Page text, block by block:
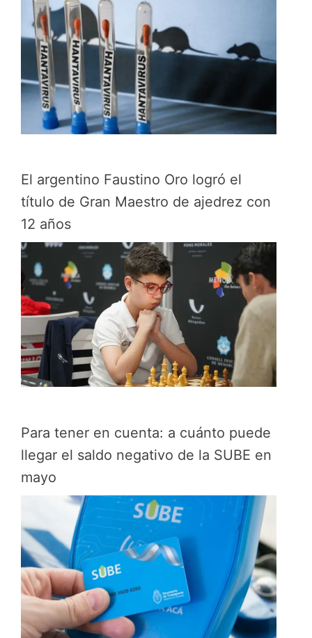
El argentino Faustino Oro logró el
título de Gran Maestro de ajedrez con
12 años
Para tener en cuenta: a cuánto puede
llegar el saldo negativo de la SUBE en
mayo